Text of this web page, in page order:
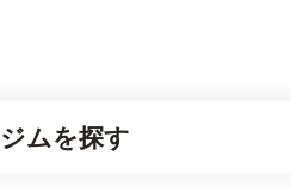
ムを探す